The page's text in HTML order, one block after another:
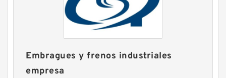
Embragues y frenos industriales
empresa